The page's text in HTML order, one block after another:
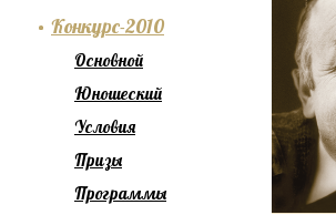
Конкурс-2010
Основной
Юношеский
Условия
Призы
Программы